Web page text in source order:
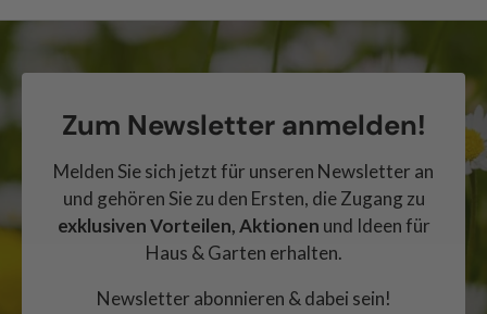
Zum Newsletter anmelden!
Melden Sie sich jetzt für unseren Newsletter an
und gehören Sie zu den Ersten, die Zugang zu
exklusiven Vorteilen, Aktionen und Ideen für
Haus & Garten erhalten.
Newsletter abonnieren & dabei sein!